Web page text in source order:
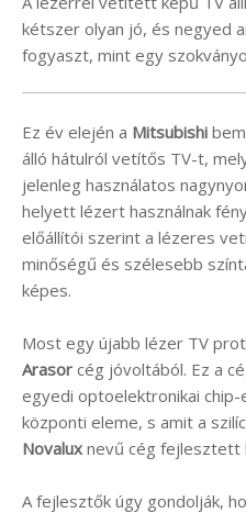
kétszer olyan jó, és negyed
fogyaszt, mint egy
Ez év elején a Mitsubishi
álló hátulról vetítős TV-t,
jelenleg használatos
helyett lézert használnak
előállítói szerint a lézeres
minőségű és szélesebb
képes.
Most egy újabb lézer TV
Arasor cég jóvoltából. Ez a
egyedi optoelektronikai
központi eleme, s amit a
Novalux nevű cég fejlesztett
A fejlesztők úgy gondolják,